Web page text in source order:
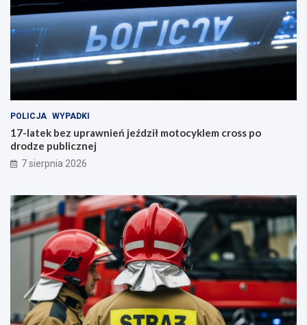
POLICJA WYPADKI
17-latek bez uprawnień jeździł motocyklem cross po
drodze publicznej
7 sierpnia 2026